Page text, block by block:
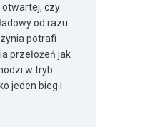
otwartej, czy
od razu
potrafi
przełożeń jak
w tryb
jeden bieg i